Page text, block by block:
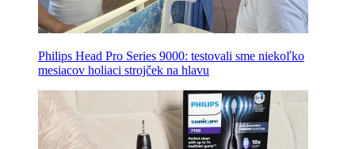
Philips Head Pro Series 9000: testovali sme niekoľko
mesiacov holiaci strojček na hlavu